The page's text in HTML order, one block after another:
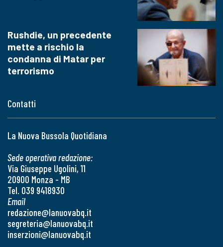
Contatti
La Nuova Bussola Quotidiana
Sede operativa redazione:
Via Giuseppe Ugolini, 11
20900 Monza - MB
Tel. 039 9418930
Email
redazione@lanuovabq.it
segreteria@lanuovabq.it
inserzioni@lanuovabq.it
Rushdie, un precedente
mette a rischio la
condanna di Matar per
terrorismo